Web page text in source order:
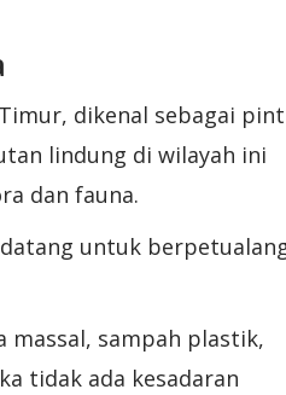
dikenal sebagai
lindung di wilayah ini
dan fauna.
untuk
massal, sampah plastik,
tidak ada kesadaran